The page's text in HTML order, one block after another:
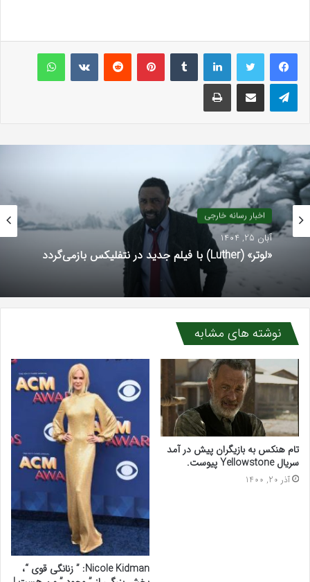
لینکداینتامبلر پینتریستReddit
VKontakteواتس آپ
تلگرام اشتراک گذاری با ایمیل چاپ
اخبار رسانه خارجی
آبان 25, 1404
«لوتر» (Luther) با فیلم جدید در نتفلیکس بازمی‌گردد
نوشته های مشابه
تام هنکس به بازیگران پیش در آمد
سریال Yellowstone پیوست.
آذر 20, 1400
Nicole Kidman: ” زنانگی قوی “،